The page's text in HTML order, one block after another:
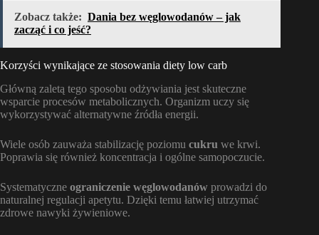
Zobacz także: Dania bez węglowodanów – jak
zacząć i co jeść?
Korzyści wynikające ze stosowania diety low carb
Główną zaletą tego sposobu odżywiania jest skuteczne
wsparcie procesów metabolicznych. Organizm uczy się
wykorzystywać alternatywne źródła energii.
Wiele osób zauważa stabilizację poziomu cukru we krwi.
Poprawia się również koncentracja i ogólne samopoczucie.
Systematyczne ograniczenie węglowodanów prowadzi do
naturalnej regulacji apetytu. Dzięki temu łatwiej utrzymać
zdrowe nawyki żywieniowe.